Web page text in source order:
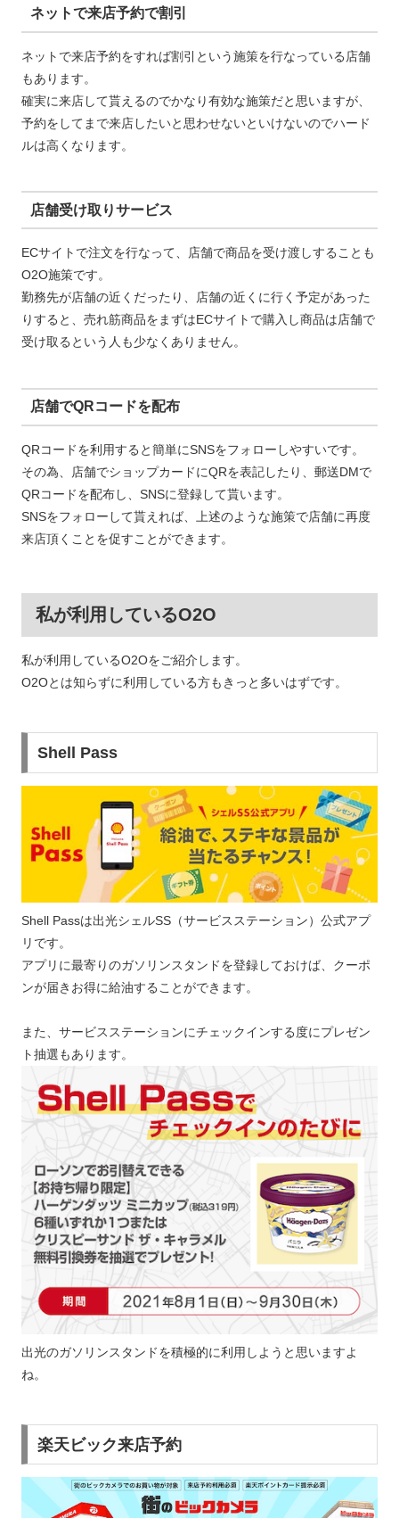
ネットで来店予約で割引
ネットで来店予約をすれば割引という施策を行なっている店舗
もあります。
確実に来店して貰えるのでかなり有効な施策だと思いますが、
予約をしてまで来店したいと思わせないといけないのでハード
ルは高くなります。
店舗受け取りサービス
ECサイトで注文を行なって、店舗で商品を受け渡しすることも
O2O施策です。
勤務先が店舗の近くだったり、店舗の近くに行く予定があった
りすると、売れ筋商品をまずはECサイトで購入し商品は店舗で
受け取るという人も少なくありません。
店舗でQRコードを配布
QRコードを利用すると簡単にSNSをフォローしやすいです。
その為、店舗でショップカードにQRを表記したり、郵送DMで
QRコードを配布し、SNSに登録して貰います。
SNSをフォローして貰えれば、上述のような施策で店舗に再度
来店頂くことを促すことができます。
私が利用しているO2O
私が利用しているO2Oをご紹介します。
O2Oとは知らずに利用している方もきっと多いはずです。
Shell Pass
Shell Passは出光シェルSS（サービスステーション）公式アプ
リです。
アプリに最寄りのガソリンスタンドを登録しておけば、クーポ
ンが届きお得に給油することができます。
また、サービスステーションにチェックインする度にプレゼン
ト抽選もあります。
出光のガソリンスタンドを積極的に利用しようと思いますよ
ね。
楽天ビック来店予約